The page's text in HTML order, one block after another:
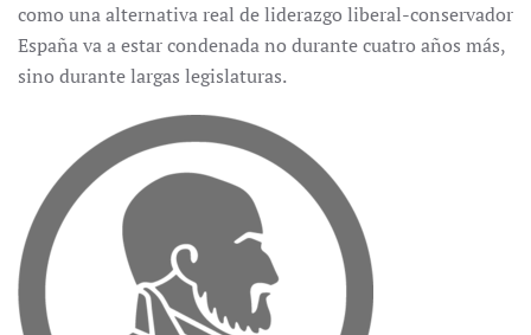
como una alternativa real de liderazgo liberal-conservador
España va a estar condenada no durante cuatro años más,
sino durante largas legislaturas.